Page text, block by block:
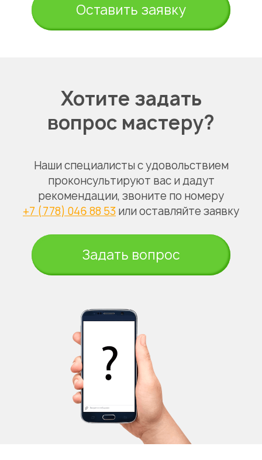
Оставить заявку
Хотите задать
вопрос мастеру?
Наши специалисты с удовольствием
проконсультируют вас и дадут
рекомендации, звоните по номеру
+7 (778) 046 88 53 или оставляйте заявку
Задать вопрос